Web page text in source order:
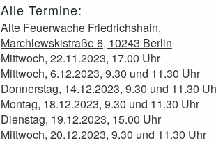
Alle Termine:
Alte Feuerwache Friedrichshain,
Marchlewskistraße 6, 10243 Berlin
Mittwoch, 22.11.2023, 17.00 Uhr
Mittwoch, 6.12.2023, 9.30 und 11.30 Uhr
Donnerstag, 14.12.2023, 9.30 und 11.30
Montag, 18.12.2023, 9.30 und 11.30 Uhr
Dienstag, 19.12.2023, 15.00 Uhr
Mittwoch, 20.12.2023, 9.30 und 11.30 Uhr